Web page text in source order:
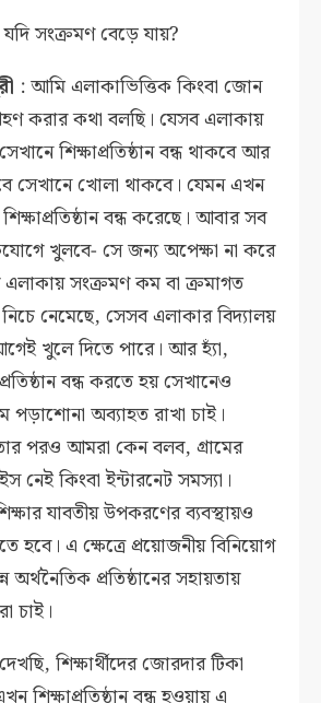
সংক্রমণ বেড়ে যায়?
: আমি এলাকাভিত্তিক কিংবা জোন
করার কথা বলছি। যেসব এলাকায়
শিক্ষাপ্রতিষ্ঠান বন্ধ থাকবে আর
সেখানে খোলা থাকবে। যেমন এখন
বন্ধ করেছে। আবার সব
খুলবে- সে জন্য অপেক্ষা না করে
সংক্রমণ কম বা ক্রমাগত
নেমেছে, সেসব এলাকার বিদ্যালয়
আগেই খুলে দিতে পারে। আর হ্যাঁ,
বন্ধ করতে হয় সেখানেও
পড়াশোনা অব্যাহত রাখা চাই।
পরও আমরা কেন বলব, গ্রামের
নেই কিংবা ইন্টারনেট সমস্যা।
যাবতীয় উপকরণের ব্যবস্থায়ও
হবে। এ ক্ষেত্রে প্রয়োজনীয় বিনিয়োগ
অর্থনৈতিক প্রতিষ্ঠানের সহায়তায়
চাই।
শিক্ষার্থীদের জোরদার টিকা